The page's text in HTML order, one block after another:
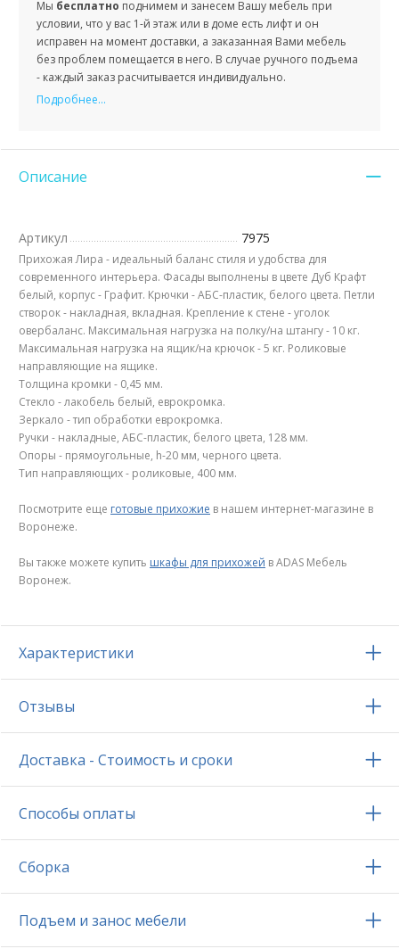
Мы бесплатно поднимем и занесем Вашу мебель при
условии, что у вас 1-й этаж или в доме есть лифт и он
исправен на момент доставки, а заказанная Вами мебель
без проблем помещается в него. В случае ручного подъема
- каждый заказ расчитывается индивидуально.
Подробнее...
Описание
Артикул 7975
Прихожая Лира - идеальный баланс стиля и удобства для
современного интерьера. Фасады выполнены в цвете Дуб Крафт
белый, корпус - Графит. Крючки - АБС-пластик, белого цвета. Петли
створок - накладная, вкладная. Крепление к стене - уголок
овербаланс. Максимальная нагрузка на полку/на штангу - 10 кг.
Максимальная нагрузка на ящик/на крючок - 5 кг. Роликовые
направляющие на ящике.
Толщина кромки - 0,45 мм.
Стекло - лакобель белый, еврокромка.
Зеркало - тип обработки еврокромка.
Ручки - накладные, АБС-пластик, белого цвета, 128 мм.
Опоры - прямоугольные, h-20 мм, черного цвета.
Тип направляющих - роликовые, 400 мм.
Посмотрите еще готовые прихожие в нашем интернет-магазине в
Воронеже.
Вы также можете купить шкафы для прихожей в ADAS Мебель
Воронеж.
Характеристики
Отзывы
Доставка - Стоимость и сроки
Способы оплаты
Сборка
Подъем и занос мебели